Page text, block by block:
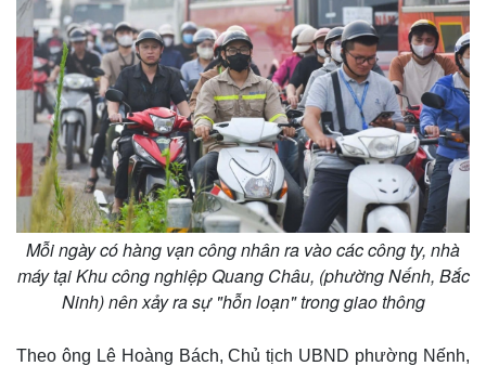
Mỗi ngày có hàng vạn công nhân ra vào các công ty, nhà
máy tại Khu công nghiệp Quang Châu, (phường Nếnh, Bắc
Ninh) nên xảy ra sự "hỗn loạn" trong giao thông
Theo ông Lê Hoàng Bách, Chủ tịch UBND phường Nếnh,